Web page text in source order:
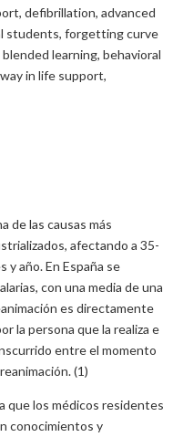
defibrillation, advanced
students, forgetting curve
learning, behavioral
in life support,
de las causas más
afectando a 35-
y año. En España se
con una media de una
es directamente
la persona que la realiza e
entre el momento
(1)
que los médicos residentes
conocimientos y